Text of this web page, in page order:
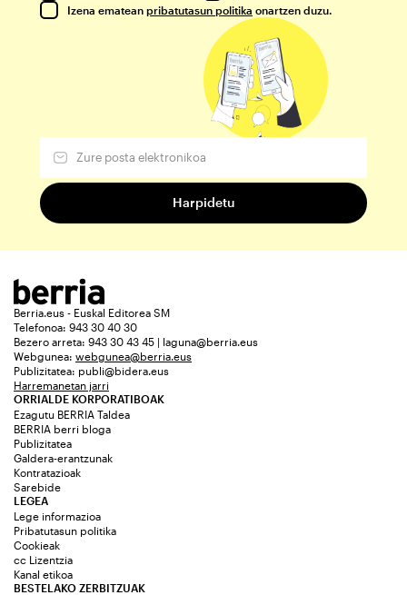
Izena ematean pribatutasun politika onartzen duzu.
Berria.eus - Euskal Editorea SM
Telefonoa: 943 30 40 30
Bezero arreta: 943 30 43 45 | laguna@berria.eus
Webgunea: webgunea@berria.eus
Publizitatea: publi@bidera.eus
Harremanetan jarri
ORRIALDE KORPORATIBOAK
Ezagutu BERRIA Taldea
BERRIA berri bloga
Publizitatea
Galdera-erantzunak
Kontratazioak
Sarebide
LEGEA
Lege informazioa
Pribatutasun politika
Cookieak
cc Lizentzia
Kanal etikoa
BESTELAKO ZERBITZUAK